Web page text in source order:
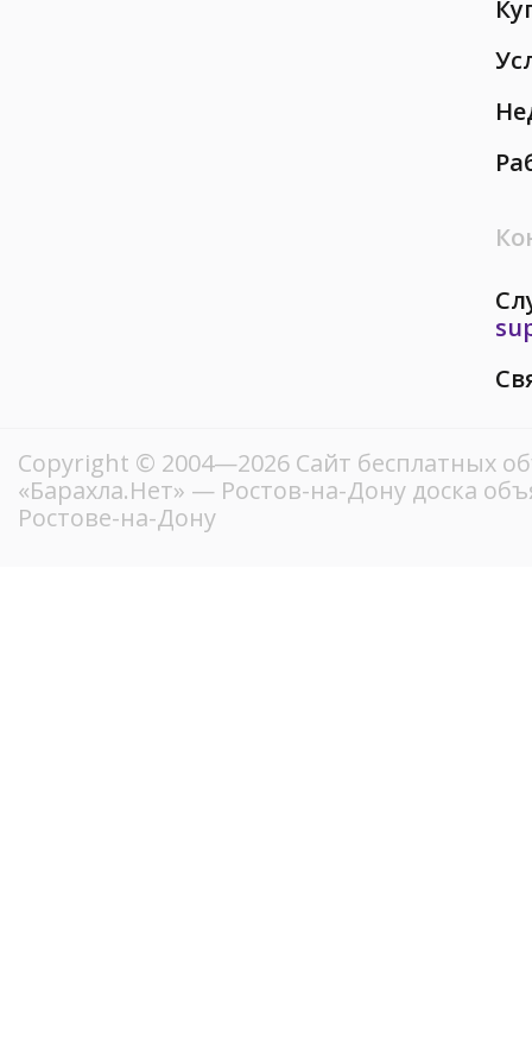
Copyright © 2004—2026 Сайт бесплатных
«Барахла.Нет» — Ростов-на-Дону доска
Ростове-на-Дону